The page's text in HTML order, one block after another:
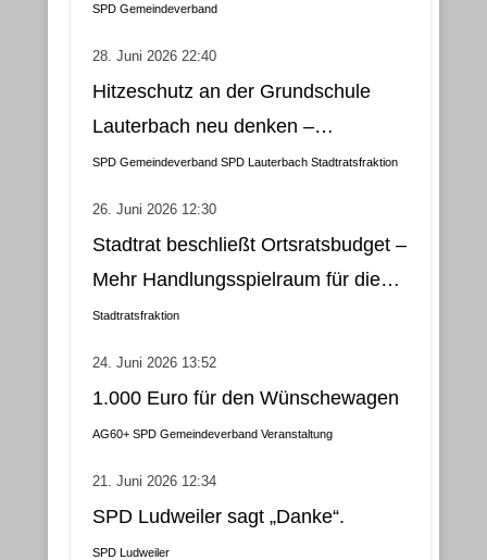
SPD Gemeindeverband
28. Juni 2026 22:40
Hitzeschutz an der Grundschule
Lauterbach neu denken –
Klimatisierung als wirtschaftliche
SPD Gemeindeverband SPD Lauterbach Stadtratsfraktion
26. Juni 2026 12:30
Stadtrat beschließt Ortsratsbudget –
Mehr Handlungsspielraum für die
Gemeindebezirke
Stadtratsfraktion
24. Juni 2026 13:52
1.000 Euro für den Wünschewagen
AG60+ SPD Gemeindeverband Veranstaltung
21. Juni 2026 12:34
SPD Ludweiler sagt „Danke“.
SPD Ludweiler